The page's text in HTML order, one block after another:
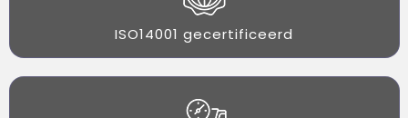
ISO14001 gecertificeerd